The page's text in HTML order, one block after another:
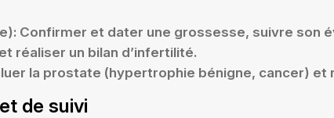
Confirmer et dater une grossesse, suivre son
réaliser un bilan d’infertilité.
la prostate (hypertrophie bénigne, cancer)
de suivi